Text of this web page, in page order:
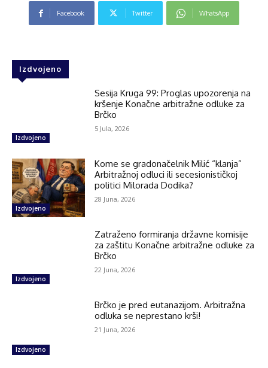
Facebook Twitter WhatsApp
Izdvojeno
Izdvojeno
Sesija Kruga 99: Proglas upozorenja na
kršenje Konačne arbitražne odluke za
Brčko
5 Jula, 2026
Izdvojeno
Kome se gradonačelnik Milić “klanja”
Arbitražnoj odluci ili secesionističkoj
politici Milorada Dodika?
28 Juna, 2026
Izdvojeno
Zatraženo formiranja državne komisije
za zaštitu Konačne arbitražne odluke za
Brčko
22 Juna, 2026
Izdvojeno
Brčko je pred eutanazijom. Arbitražna
odluka se neprestano krši!
21 Juna, 2026